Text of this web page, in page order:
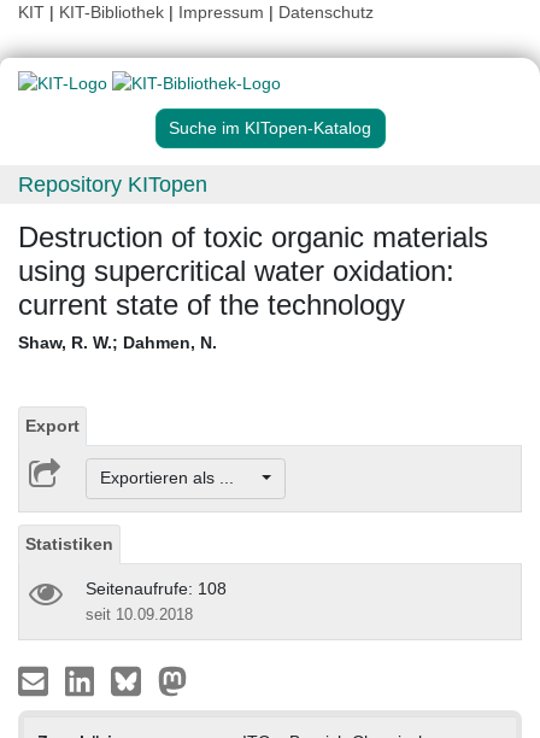
KIT | KIT-Bibliothek | Impressum | Datenschutz
Suche im KITopen-Katalog
Repository KITopen
Destruction of toxic organic materials
using supercritical water oxidation:
current state of the technology
Shaw, R. W.; Dahmen, N.
Export
Exportieren als ...
Statistiken
Seitenaufrufe: 108
seit 10.09.2018